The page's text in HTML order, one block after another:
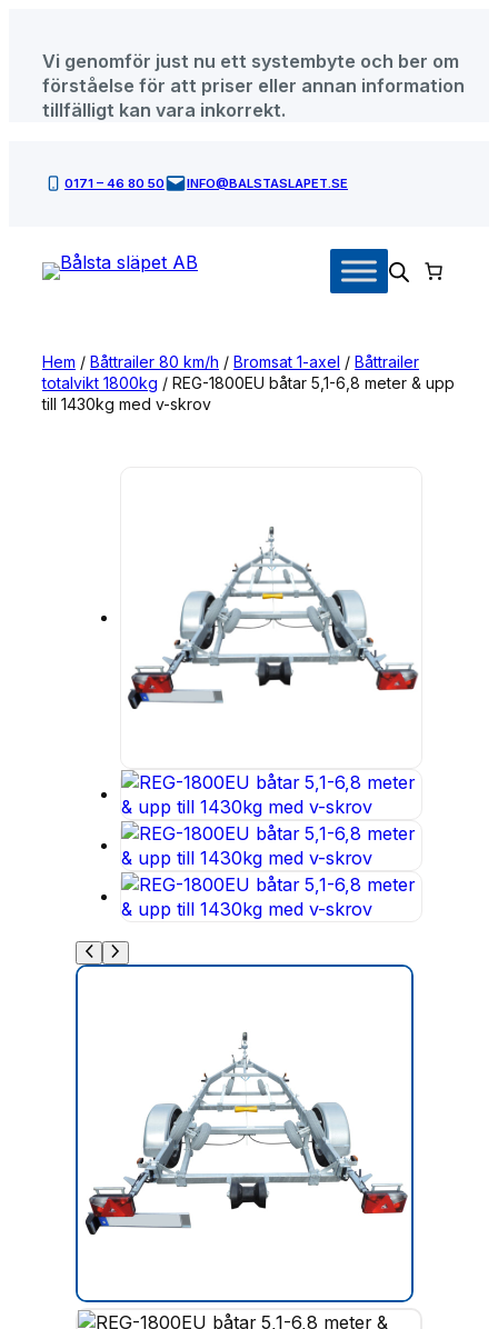
innehåll
Vi genomför just nu ett systembyte och ber om
förståelse för att priser eller annan information
tillfälligt kan vara inkorrekt.
0171 – 46 80 50 INFO@BALSTASLAPET.SE
Hem / Båttrailer 80 km/h / Bromsat 1-axel / Båttrailer
totalvikt 1800kg / REG-1800EU båtar 5,1-6,8 meter & upp
till 1430kg med v-skrov